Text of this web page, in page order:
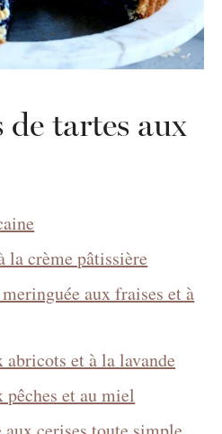
de tartes aux
la crème pâtissière
aux fraises et à
et à la lavande
et au miel